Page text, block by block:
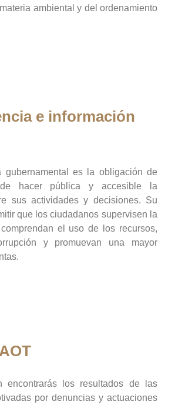
ambiental y del ordenamiento
e información
gubernamental es la obligación de
hacer pública y accesible la
sus actividades y decisiones. Su
que los ciudadanos supervisen la
el uso de los recursos,
y promuevan una mayor
encontrarás los resultados de las
por denuncias y actuaciones